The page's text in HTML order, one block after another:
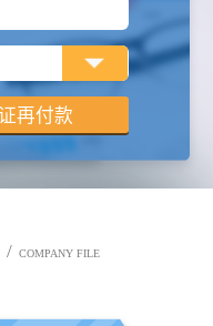
/ COMPANY FILE